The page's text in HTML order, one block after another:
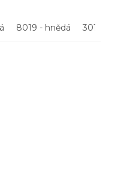
8019 - hnědá 3011 -